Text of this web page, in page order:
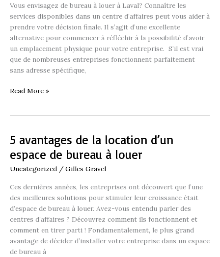
Vous envisagez de bureau à louer à Laval? Connaître les
services disponibles dans un centre d’affaires peut vous aider à
prendre votre décision finale. Il s’agit d’une excellente
alternative pour commencer à réfléchir à la possibilité d’avoir
un emplacement physique pour votre entreprise. S’il est vrai
que de nombreuses entreprises fonctionnent parfaitement
sans adresse spécifique,
à
Laval
?
Voici
7
conseils
Read More »
5 avantages de la location d’un
espace de bureau à louer
Uncategorized / Gilles Gravel
Ces dernières années, les entreprises ont découvert que l’une
des meilleures solutions pour stimuler leur croissance était
d’espace de bureau à louer. Avez-vous entendu parler des
centres d’affaires ? Découvrez comment ils fonctionnent et
comment en tirer parti ! Fondamentalement, le plus grand
avantage de décider d’installer votre entreprise dans un espace
de bureau à
5
de
la
d’un
espace
de
bureau
à
louer